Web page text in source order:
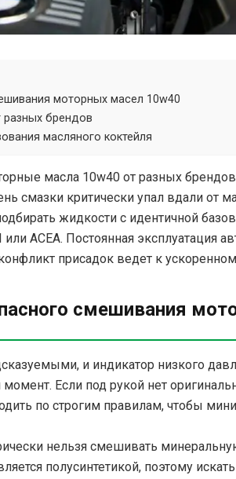
моторных масел 10w40
разных брендов
масляного коктейля
масла 10w40 от разных
смазки критически упал вдали от
жидкости с идентичной
ACEA. Постоянная эксплуатация
присадок ведет к
смешивания
и индикатор низкого
Если под рукой нет
по строгим правилам, чтобы
нельзя смешивать
полусинтетикой, поэтому